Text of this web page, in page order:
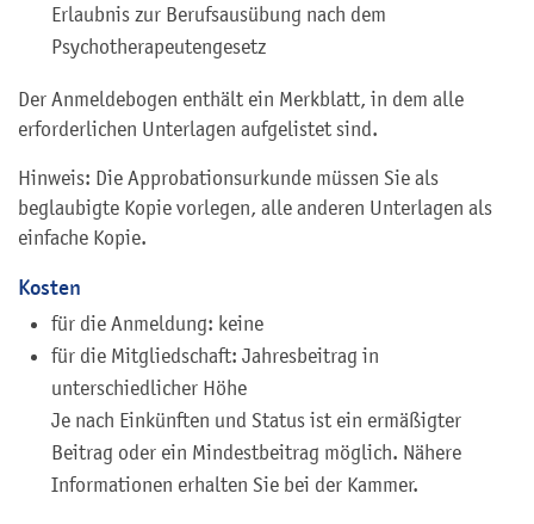
Erlaubnis zur Berufsausübung nach dem
Psychotherapeutengesetz
Der Anmeldebogen enthält ein Merkblatt, in dem alle
erforderlichen Unterlagen aufgelistet sind.
Hinweis: Die Approbationsurkunde müssen Sie als
beglaubigte Kopie vorlegen, alle anderen Unterlagen als
einfache Kopie.
Kosten
für die Anmeldung: keine
für die Mitgliedschaft: Jahresbeitrag in
unterschiedlicher Höhe
Je nach Einkünften und Status ist ein ermäßigter
Beitrag oder ein Mindestbeitrag möglich. Nähere
Informationen erhalten Sie bei der Kammer.